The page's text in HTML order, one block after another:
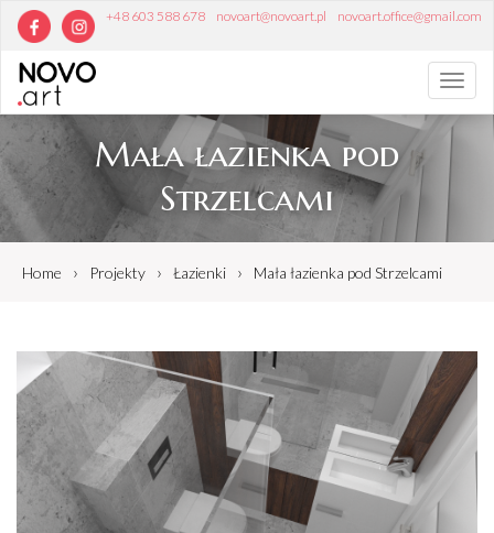
+48 603 588 678 novoart@novoart.pl novoart.office@gmail.com
Mała łazienka pod
Strzelcami
Home › Projekty › Łazienki › Mała łazienka pod Strzelcami